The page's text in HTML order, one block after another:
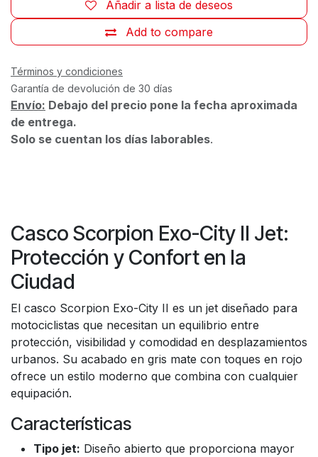
Add to compare
Añadir a lista de deseos
Términos y condiciones
Garantía de devolución de 30 días
Envío: Debajo del precio pone la fecha aproximada
de entrega.
Solo se cuentan los días laborables.
Casco Scorpion Exo-City II Jet:
Protección y Confort en la
Ciudad
El casco Scorpion Exo-City II es un jet diseñado para
motociclistas que necesitan un equilibrio entre
protección, visibilidad y comodidad en desplazamientos
urbanos. Su acabado en gris mate con toques en rojo
ofrece un estilo moderno que combina con cualquier
equipación.
Características
Tipo jet: Diseño abierto que proporciona mayor